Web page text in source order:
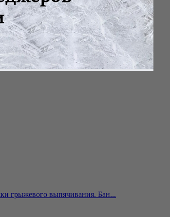
выпячивания.
грыжевого выпячивания. Бан...